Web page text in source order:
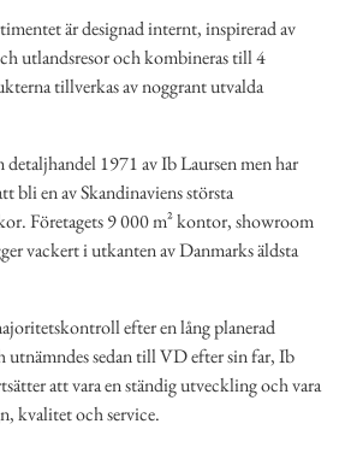
är designad internt, inspirerad av
utlandsresor och kombineras till 4
tillverkas av noggrant utvalda
detaljhandel 1971 av Ib Laursen men har
bli en av Skandinaviens största
Företagets 9 000 m² kontor, showroom
vackert i utkanten av Danmarks äldsta
efter en lång planerad
utnämndes sedan till VD efter sin far, Ib
att vara en ständig utveckling och vara
kvalitet och service.